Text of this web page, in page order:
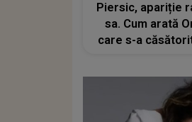
Piersic, apariție
sa. Cum arată
care s-a